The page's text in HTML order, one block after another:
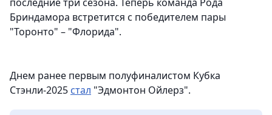
Бриндамора встретится с победителем пары
"Торонто" – "Флорида".
Днем ранее первым полуфиналистом Кубка
Стэнли-2025 стал "Эдмонтон Ойлерз".